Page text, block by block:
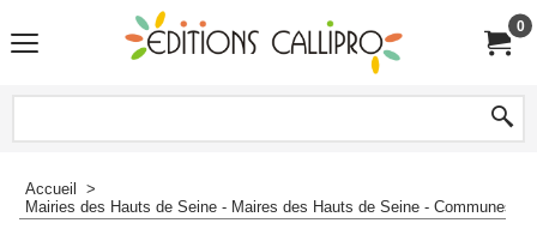
0
Accueil
>
Mairies des Hauts de Seine - Maires des Hauts de Seine - Communes